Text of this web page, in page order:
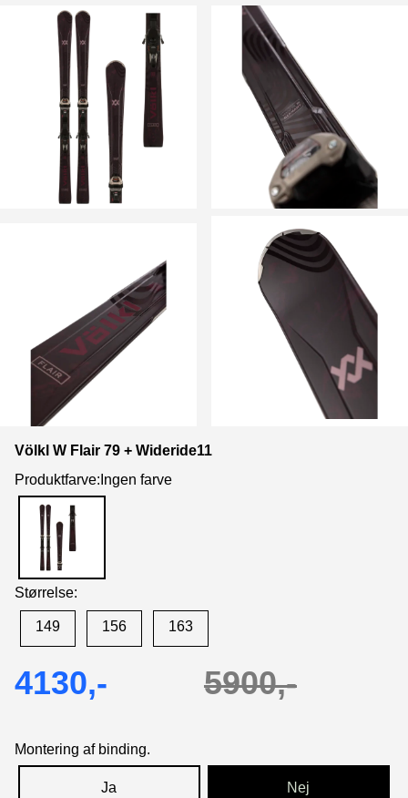
Völkl W Flair 79 + Wideride11
Produktfarve:Ingen farve
Størrelse:
149 156 163
4130,- 5900,-
Montering af binding.
Ja Nej